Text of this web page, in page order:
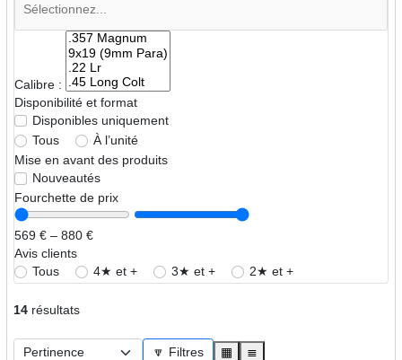
Calibre :
Disponibilité et format
Disponibles uniquement
Tous
À l’unité
Mise en avant des produits
Nouveautés
Fourchette de prix
569 € – 880 €
Avis clients
Tous
4★ et + 3★ et + 2★ et +
14résultats
🔽 Filtres ▦ ≣